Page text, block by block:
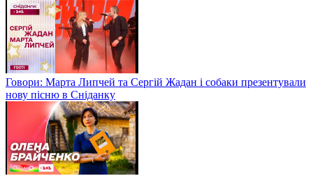
Говори: Марта Липчей та Сергій Жадан і собаки презентували
нову пісню в Сніданку